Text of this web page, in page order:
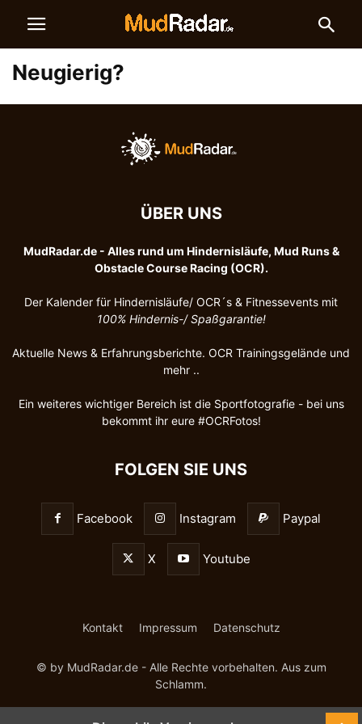
Neugierig?
ÜBER UNS
MudRadar.de - Alles rund um Hindernisläufe, Mud Runs &
Obstacle Course Racing (OCR).
Der Kalender für Hindernisläufe/ OCR´s & Fitnessevents mit
100%Hindernis-/ Spaßgarantie!
Aktuelle News & Erfahrungsberichte. OCR Trainingsgelände und
mehr ..
Ein weiteres wichtiger Bereich ist die Sportfotografie - bei uns
bekommt ihr eure #OCRFotos!
FOLGEN SIE UNS
Facebook Instagram Paypal
X Youtube
Kontakt Impressum Datenschutz
© by MudRadar.de - Alle Rechte vorbehalten. Aus zum
Schlamm.